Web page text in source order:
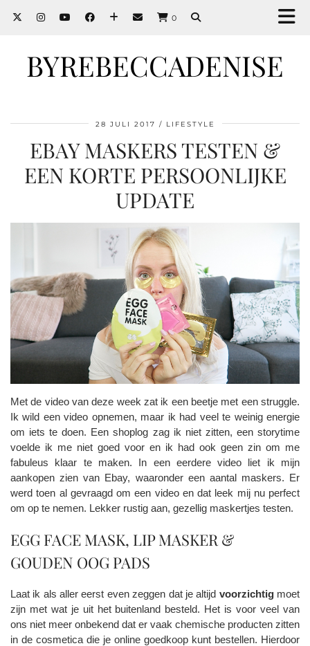
0
BYREBECCADENISE
28 JULI 2017 LIFESTYLE
EBAY MASKERS TESTEN &
EEN KORTE PERSOONLIJKE
UPDATE
Met de video van deze week zat ik een beetje met een struggle.
Ik wild een video opnemen, maar ik had veel te weinig energie
om iets te doen. Een shoplog zag ik niet zitten, een storytime
voelde ik me niet goed voor en ik had ook geen zin om me
fabuleus klaar te maken. In een eerdere video liet ik mijn
aankopen zien van Ebay, waaronder een aantal maskers. Er
werd toen al gevraagd om een video en dat leek mij nu perfect
om op te nemen. Lekker rustig aan, gezellig maskertjes testen.
EGG FACE MASK, LIP MASKER &
GOUDEN OOG PADS
Laat ik als aller eerst even zeggen dat je altijd voorzichtigmoet
zijn met wat je uit het buitenland besteld. Het is voor veel van
ons niet meer onbekend dat er vaak chemische producten zitten
in de cosmetica die je online goedkoop kunt bestellen. Hierdoor